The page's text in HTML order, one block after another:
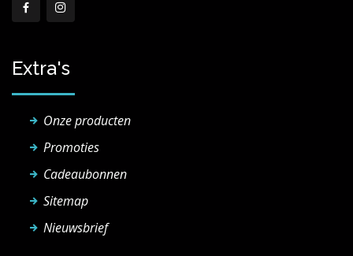
Extra's
Onze producten
Promoties
Cadeaubonnen
Sitemap
Nieuwsbrief